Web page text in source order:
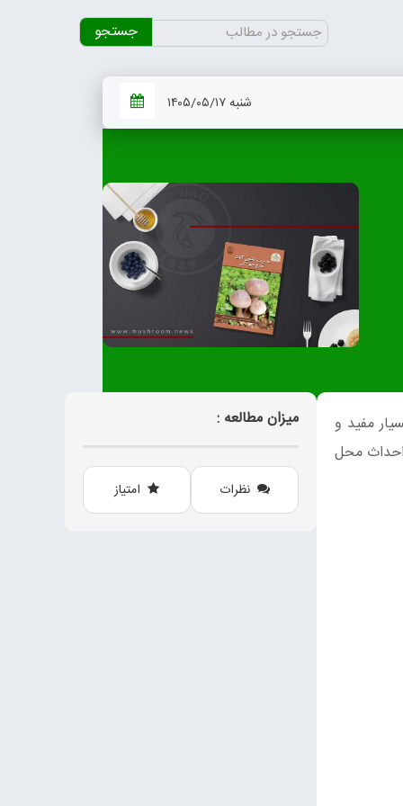
جستجو
برای:
شنبه ۱۴۰۵/۰۵/۱۷
مفید و
محل
میزان مطالعه :
نظرات امتیاز